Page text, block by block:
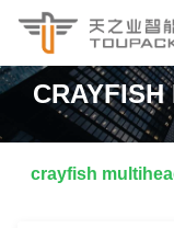
crayfish